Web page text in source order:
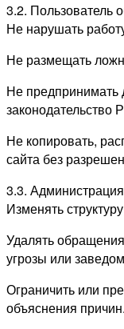
3.2. Пользователь
Не нарушать
Не размещать
Не
Не копировать,
сайта без
3.3.
Изменять
Удалять
угрозы или
Ограничить или
объяснения причин.